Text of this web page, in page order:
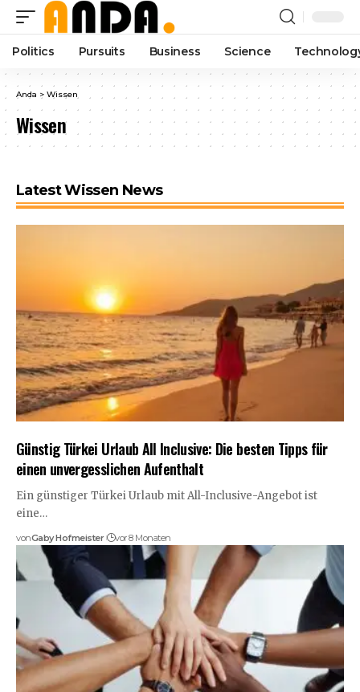
Politics Pursuits Business Science
Anda > Wissen
Wissen
Latest Wissen News
Günstig Türkei Urlaub All Inclusive: Die besten Tipps für
einen unvergesslichen Aufenthalt
Ein günstiger Türkei Urlaub mit All-Inclusive-Angebot ist
eine…
vonGaby Hofmeister vor 8 Monaten